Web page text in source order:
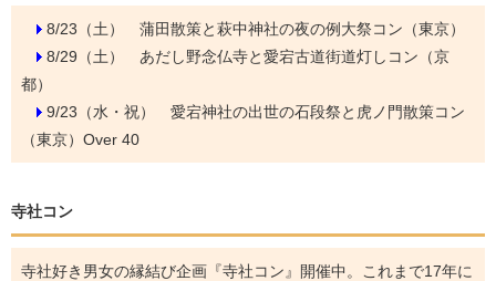
8/23（土） 蒲田散策と萩中神社の夜の例大祭コン（東京）
8/29（土） あだし野念仏寺と愛宕古道街道灯しコン（京
都）
9/23（水・祝） 愛宕神社の出世の石段祭と虎ノ門散策コン
（東京）Over 40
寺社コン
寺社好き男女の縁結び企画『寺社コン』開催中。これまで17年に